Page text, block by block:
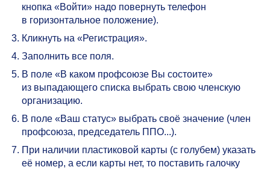
кнопка «Войти» надо повернуть телефон
в горизонтальное положение).
Кликнуть на «Регистрация».
Заполнить все поля.
В поле «В каком профсоюзе Вы состоите»
из выпадающего списка выбрать свою членскую
организацию.
В поле «Ваш статус» выбрать своё значение (член
профсоюза, председатель ППО...).
При наличии пластиковой карты (с голубем) указать
её номер, а если карты нет, то поставить галочку